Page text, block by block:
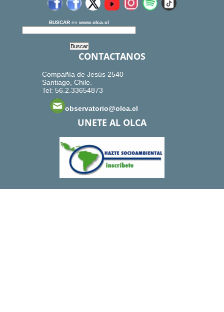
BUSCAR en www.olca.cl
CONTACTANOS
Compañía de Jesús 2540
Santiago, Chile.
Tel: 56.2.33654873
observatorio@olca.cl
UNETE AL OLCA